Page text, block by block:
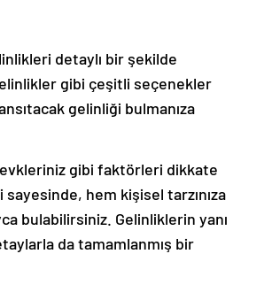
detaylı bir şekilde
gibi çeşitli seçenekler
gelinliği bulmanıza
gibi faktörleri dikkate
hem kişisel tarzınıza
bulabilirsiniz. Gelinliklerin yanı
da tamamlanmış bir